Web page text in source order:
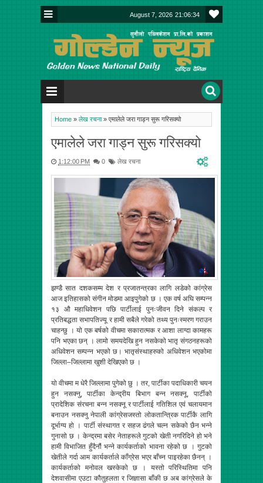
August 7, 2026 21:06:35
Home » लेख रचना » एमालेले जरा गाड्न सुरू गरिसक्यो
एमालेले जरा गाड्न सुरू गरिसक्यो
1:12:00 PM 0 लेख रचना
झण्डै सात दशकसम्म देश र प्रजातन्त्रका लागि लडेको कांग्रेस
आज इतिहासको संगीन मोडमा आइपुगेको छ । एक वर्ष अघि सम्पन्न
१३ औ महाधिवेशन पछि पार्टीलाई पुनःजीवन दिने संकल्प र
प्रतिबद्धता सभापतिज्यू र हामी सबैले गरेको तथ्य पुनःस्मरण गराउन
चाहन्छु । यो एक बर्षको वीचमा सकारात्मक र आशा लाग्दा कामहरू
पनि भएका छन् । लामो समयदेखि हुन नसकेको भातृ संगठनहरूको
अधिवेशन सम्पन्न भएको छ। भातृसंस्थाहरुको अधिवेशन भएकोमा
जिल्ला–जिल्लामा खुशी देखिएको छ ।
यो वीचमा म धेरै जिल्लामा पुगेको छु । तर, पार्टीका पदाधिकारी चयन
हुन नसक्नु, पार्टीका केन्द्रीय बिभाग बन्न नसक्नू, पार्टीको
प्रादेशिक संरचना बन्न नसक्नू र पार्टीलाई गतिशिल एवं चलायमान
बनाउन नसक्नु नेपाली कांग्रेसजस्तो लोकतान्त्रिक पार्टीकै लागि
दूर्भाग्य हो । पार्टी संस्थागत र सहज ढंगले चल्न सकेको छैन भन्ने
गुनासो छ । केन्द्रमा बसेर नेताहरूले गुटको खेती नगरिदिने हो भने
हामी विभाजित हुँदैनौं भन्ने कार्यकर्ताको भावना रहेको छ । गुटको
खेतीले गर्दा आम कार्यकर्ताले काँग्रेस भएर बाँच्न पाइरहेका छैनन् ।
कार्यकर्ताको मनोवल खस्केको छ । यस्तो परिस्थितिमा पनि
देशवासीमा एउटा कौतुहलता र जिज्ञासा बाँकी छ अब कांग्रेसले के